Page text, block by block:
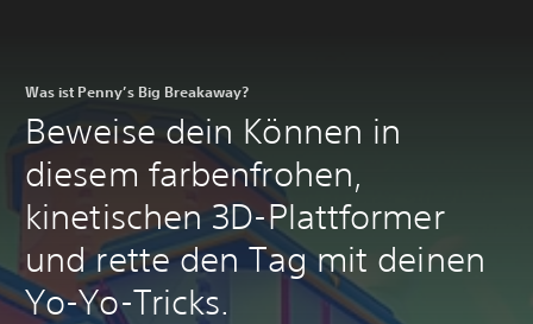
Was ist Penny’s Big Breakaway?
Beweise dein Können in
diesem farbenfrohen,
kinetischen 3D-Plattformer
und rette den Tag mit deinen
Yo-Yo-Tricks.